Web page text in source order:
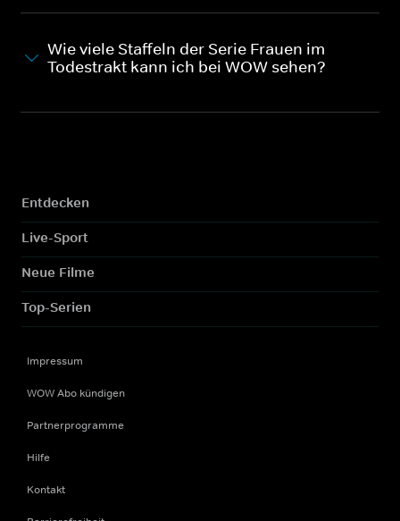
Wie viele Staffeln der Serie Frauen im
Todestrakt kann ich bei WOW sehen?
Entdecken
Live-Sport
Neue Filme
Top-Serien
Impressum
WOW Abo kündigen
Partnerprogramme
Hilfe
Kontakt